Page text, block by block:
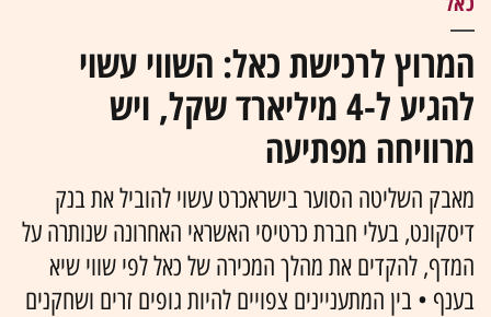
המרוץ לרכישת כאל: השווי עשוי
להגיע ל-4 מיליארד שקל, ויש
מרוויחה מפתיעה
מאבק השליטה הסוער בישראכרט עשוי להוביל את בנק
דיסקונט, בעלי חברת כרטיסי האשראי האחרונה שנותרה על
המדף, להקדים את מהלך המכירה של כאל לפי שווי שיא
בענף • בין המתעניינים צפויים להיות גופים זרים ושחקנים